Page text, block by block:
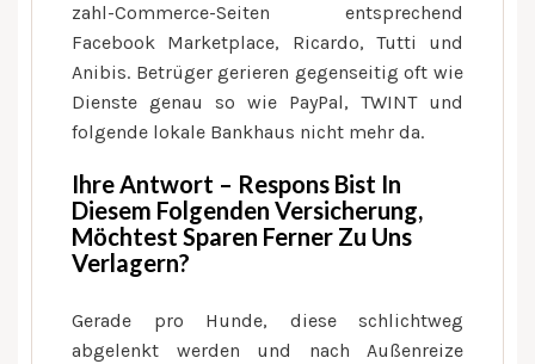
zahl-Commerce-Seiten entsprechend
Facebook Marketplace, Ricardo, Tutti und
Anibis. Betrüger gerieren gegenseitig oft wie
Dienste genau so wie PayPal, TWINT und
folgende lokale Bankhaus nicht mehr da.
Ihre Antwort – Respons Bist In
Diesem Folgenden Versicherung,
Möchtest Sparen Ferner Zu Uns
Verlagern?
Gerade pro Hunde, diese schlichtweg
abgelenkt werden und nach Außenreize